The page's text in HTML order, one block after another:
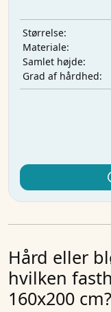
Størrelse:
Materiale:
Samlet højde:
Grad af hårdhed:
Hård eller
hvilken
160x200 cm?